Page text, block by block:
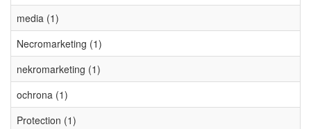
media (1)
Necromarketing (1)
nekromarketing (1)
ochrona (1)
Protection (1)